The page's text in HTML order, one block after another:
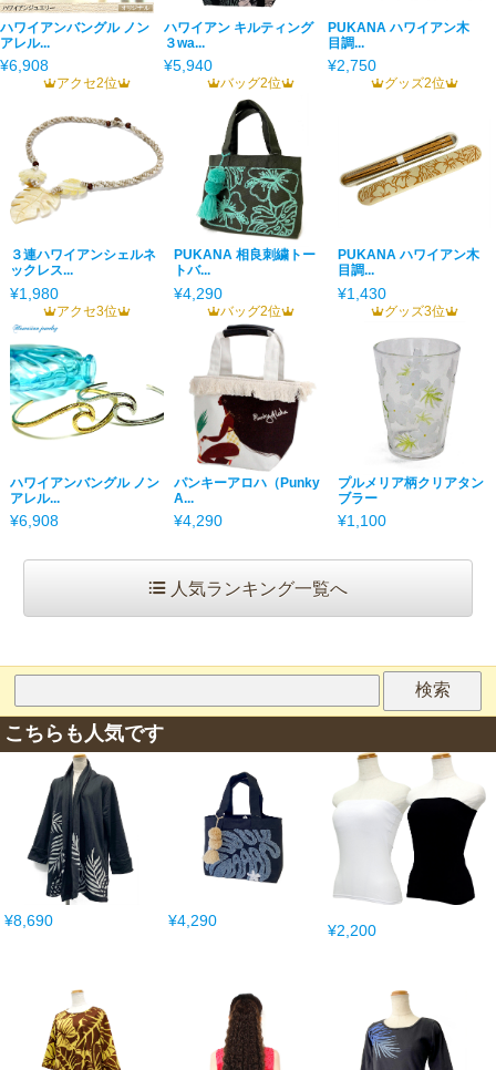
ハワイアンバングル ノン
アレル...
¥6,908
ハワイアン キルティング
３wa...
¥5,940
PUKANA ハワイアン木
目調...
¥2,750
アクセ2位
３連ハワイアンシェルネ
ックレス...
¥1,980
バッグ2位
PUKANA 相良刺繍トー
トバ...
¥4,290
グッズ2位
PUKANA ハワイアン木
目調...
¥1,430
アクセ3位
ハワイアンバングル ノン
アレル...
¥6,908
バッグ2位
パンキーアロハ（Punky
A...
¥4,290
グッズ3位
プルメリア柄クリアタン
ブラー
¥1,100
人気ランキング一覧へ
こちらも人気です
¥8,690 ¥4,290
¥2,200